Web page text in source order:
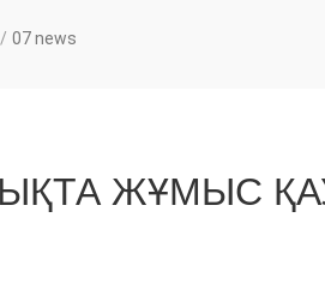
/ 07 news
ЖҰМЫС